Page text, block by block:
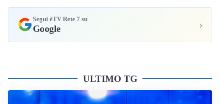
Segui èTV Rete 7 su
Google ›
ULTIMO TG